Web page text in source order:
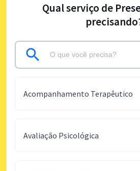
Qual serviço de
Acompanhamento Terapêutico
Avaliação Psicológica